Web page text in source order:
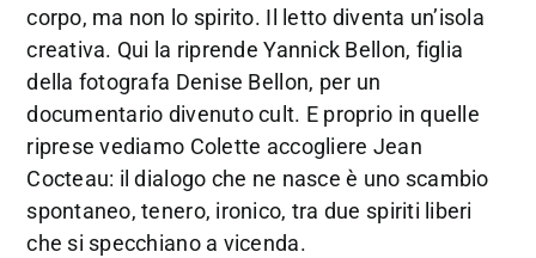
corpo, ma non lo spirito. Il letto diventa un’isola
creativa. Qui la riprende Yannick Bellon, figlia
della fotografa Denise Bellon, per un
documentario divenuto cult. E proprio in quelle
riprese vediamo Colette accogliere Jean
Cocteau: il dialogo che ne nasce è uno scambio
spontaneo, tenero, ironico, tra due spiriti liberi
che si specchiano a vicenda.